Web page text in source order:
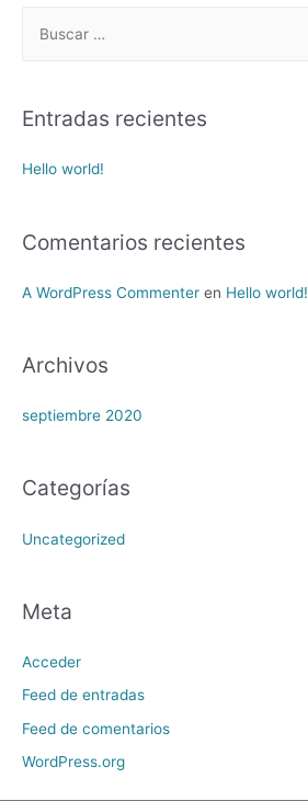
c
r
Entradas recientes
Hello world!
Comentarios recientes
A WordPress Commenter en Hello world!
Archivos
septiembre 2020
Categorías
Uncategorized
Meta
Acceder
Feed de entradas
Feed de comentarios
WordPress.org